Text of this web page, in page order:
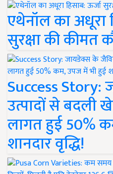
एथेनॉल का अधूरा
सुरक्षा की कीमत
Success
उत्पादों से बदली
लागत हुई 50%
शानदार वृद्धि!